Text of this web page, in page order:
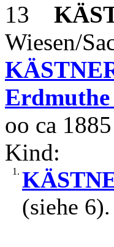
13
Wiesen/
oo ca 1885
Kind:
1.
(siehe 6).